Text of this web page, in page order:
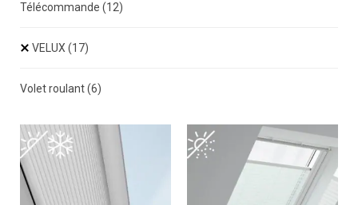
Télécommande (12)
VELUX (17)
Volet roulant(6)